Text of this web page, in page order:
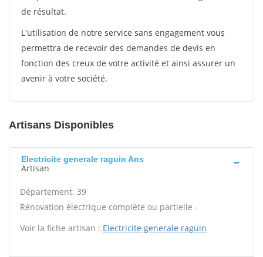
de résultat.
L'utilisation de notre service sans engagement vous
permettra de recevoir des demandes de devis en
fonction des creux de votre activité et ainsi assurer un
avenir à votre société.
Artisans Disponibles
Electricite generale raguin Ans
Artisan
Département: 39
Rénovation électrique complète ou partielle -
Voir la fiche artisan : Electricite generale raguin